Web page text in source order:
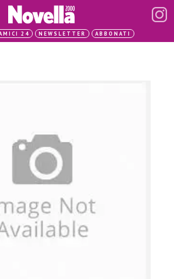
24 NEWSLETTER ABBONATI